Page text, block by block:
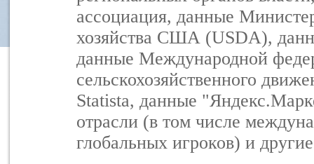
ассоциация, данные
хозяйства США (USDA),
данные Международной
сельскохозяйственного
Statista, данные
отрасли (в том числе
глобальных игроков) и